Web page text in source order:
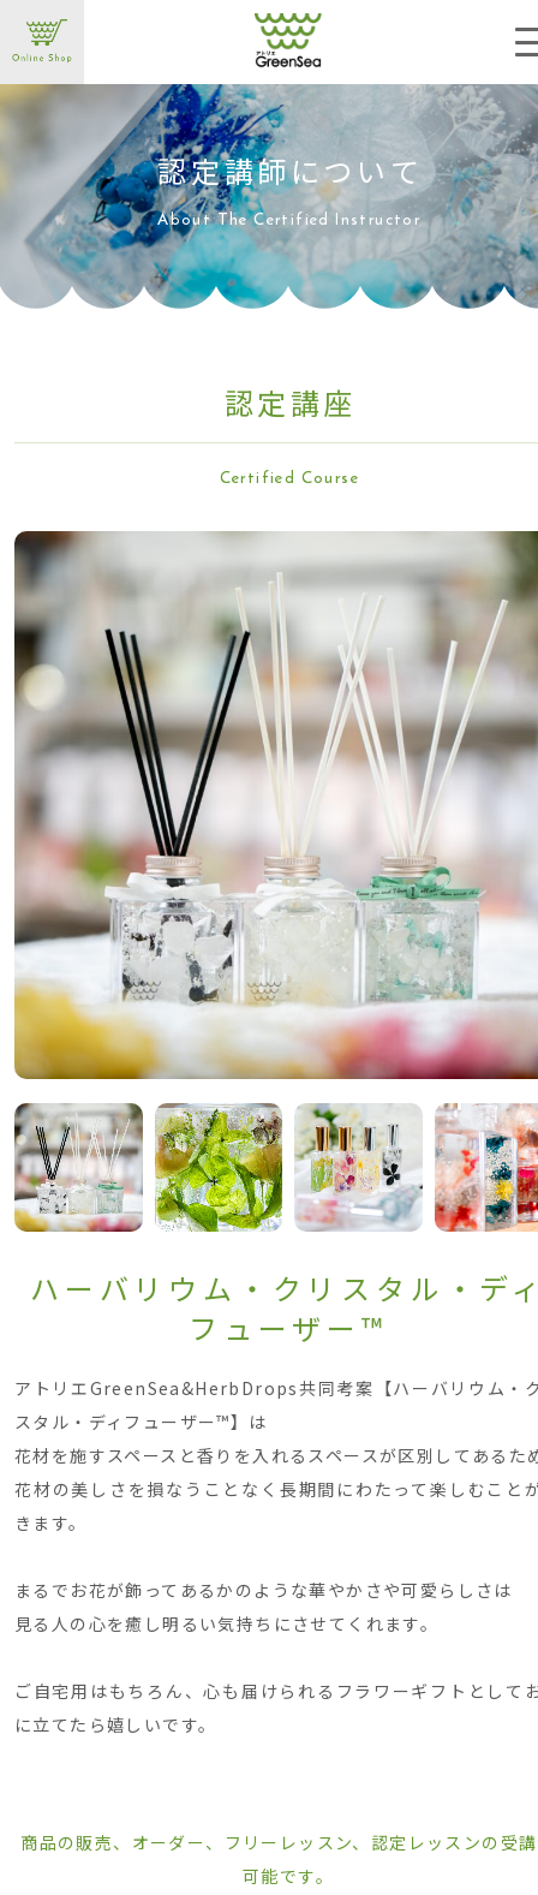
HOME私たちについて 体験レッスン講師になる お
認定講師につい て
About The Certified Instructor
認定講座
Certified Course
ハーバリウム・クリスタル・デ
フューザー™
アトリエGreenSea&HerbDrops共同考案【ハーバリウム・
スタル・ディフューザー™】は
花材を施すスペースと香りを入れるスペースが区別してあるた
花材の美しさを損なうことなく長期間にわたって楽しむこと
きます。
まるでお花が飾ってあるかのような華やかさや可愛らしさは
見る人の心を癒し明るい気持ちにさせてくれます。
ご自宅用はもちろん、心も届けられるフラワーギフトとして
に立てたら嬉しいです。
商品の販売、オーダー、フリーレッスン、認定レッスンの受
可能です。